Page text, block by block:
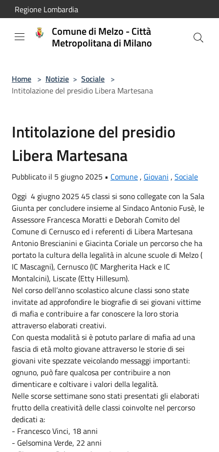
Salta al contenuto principale
Regione Lombardia
Comune di Melzo - Città
Metropolitana di Milano
Home > Notizie > Sociale >
Intitolazione del presidio Libera Martesana
Intitolazione del presidio
Libera Martesana
Pubblicato il 5 giugno 2025 • Comune, Giovani , Sociale
Oggi 4 giugno 2025 45 classi si sono collegate con la Sala
Giunta per concludere insieme al Sindaco Antonio Fusè, le
Assessore Francesca Moratti e Deborah Comito del
Comune di Cernusco ed i referenti di Libera Martesana
Antonio Brescianini e Giacinta Coriale un percorso che ha
portato la cultura della legalità in alcune scuole di Melzo (
IC Mascagni), Cernusco (IC Margherita Hack e IC
Montalcini), Liscate (Etty Hillesum).
Nel corso dell’anno scolastico alcune classi sono state
invitate ad approfondire le biografie di sei giovani vittime
di mafia e contribuire a far conoscere la loro storia
attraverso elaborati creativi.
Con questa modalità si è potuto parlare di mafia ad una
fascia di età molto giovane attraverso le storie di sei
giovani vite spezzate veicolando messaggi importanti:
ognuno, può fare qualcosa per contribuire a non
dimenticare e coltivare i valori della legalità.
Nelle scorse settimane sono stati presentati gli elaborati
frutto della creatività delle classi coinvolte nel percorso
dedicati a:
- Francesco Vinci, 18 anni
- Gelsomina Verde, 22 anni